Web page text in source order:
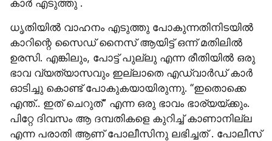
കാർ എടുത്തു .
ധൃതിയിൽ വാഹനം എടുത്തു പോകുന്നതിനിടയിൽ
കാറിന്റെ സൈഡ് നൈസ് ആയിട്ട് ഒന്ന് മതിലിൽ
ഉരസി. എങ്കിലും, പോട്ട് പുല്ലു എന്ന രീതിയിൽ ഒരു
ഭാവ വ്യത്യാസവും ഇല്ലാതെ എഡ്വാർഡ് കാർ
ഓടിച്ചു കൊണ്ട് പോകുകയായിരുന്നു. “ഇതൊക്കെ
എന്ത്.. ഇത് ചെറുത്‌” എന്ന ഒരു ഭാവം ഭാര്യയ്ക്കും.
പിറ്റേ ദിവസം ആ ദമ്പതികളെ കുറിച്ച് കാണാനില്ല
എന്ന പരാതി ആണ്‌ പോലീസിനു ലഭിച്ചത് . പോലീസ്